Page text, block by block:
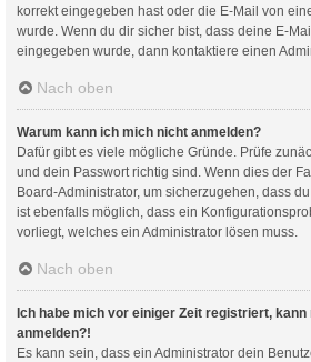
korrekt eingegeben hast oder die E-Mail von
wurde. Wenn du dir sicher bist, dass deine E-
eingegeben wurde, dann kontaktiere einen
Nach oben
Warum kann ich mich nicht anmelden?
Dafür gibt es viele mögliche Gründe. Prüfe
und dein Passwort richtig sind. Wenn dies der
Board-Administrator, um sicherzugehen, dass
ist ebenfalls möglich, dass ein
vorliegt, welches ein Administrator lösen muss.
Nach oben
Ich habe mich vor einiger Zeit registriert,
anmelden?!
Es kann sein, dass ein Administrator dein